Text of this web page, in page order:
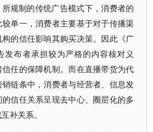
所规制的传统广告模式下，消费者的
单一，消费者主要基于对于传播渠
的信任影响其购买决策。因此《广
发布者承担较为严格的内容核对义
任的保障机制。而在直播带货为代
链条中，消费者与经营者、信息发
信任关系呈现去中心、圈层化的多
补关系。